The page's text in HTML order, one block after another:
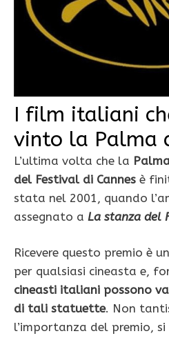
I film italiani
vinto la Palma
L’ultima volta che la
del Festival di Cannes è
stata nel 2001, quando
assegnato a La stanza del
Ricevere questo premio è
per qualsiasi cineasta e,
cineasti italiani possono
di tali statuette. Non
l’importanza del premio, si